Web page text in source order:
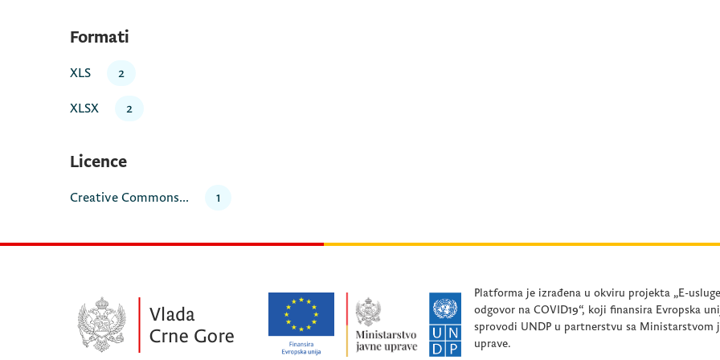
Formati
XLS 2
XLSX 2
Licence
Creative Commons... 1
Platforma je izrađena u okviru projekta „E-
odgovor na COVID19“, koji finansira Evropska
sprovodi UNDP u partnerstvu sa Ministarstvom
uprave.